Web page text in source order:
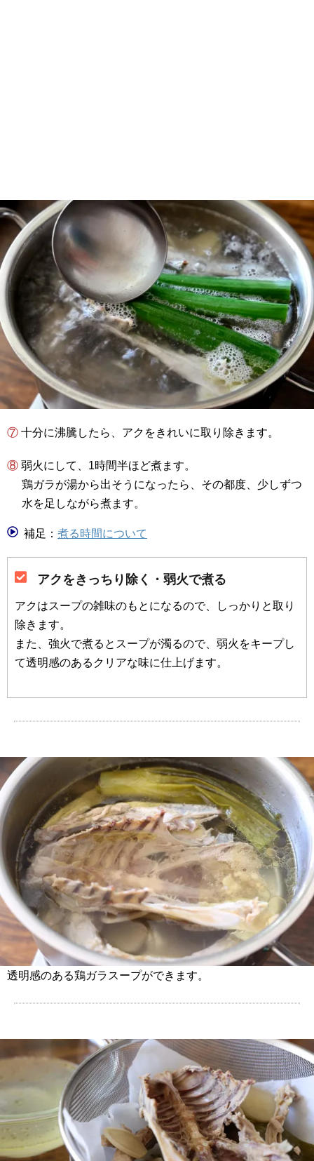
⑦ 十分に沸騰したら、アクをきれいに取り除きます。
⑧ 弱火にして、1時間半ほど煮ます。
鶏ガラが湯から出そうになったら、その都度、少しずつ
水を足しながら煮ます。
補足： 煮る時間について
アクをきっちり除く・弱火で煮る
アクはスープの雑味のもとになるので、しっかりと取り
除きます。
また、強火で煮るとスープが濁るので、弱火をキープし
て透明感のあるクリアな味に仕上げます。
透明感のある鶏ガラスープができます。